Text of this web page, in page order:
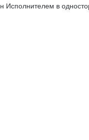
Исполнителем в